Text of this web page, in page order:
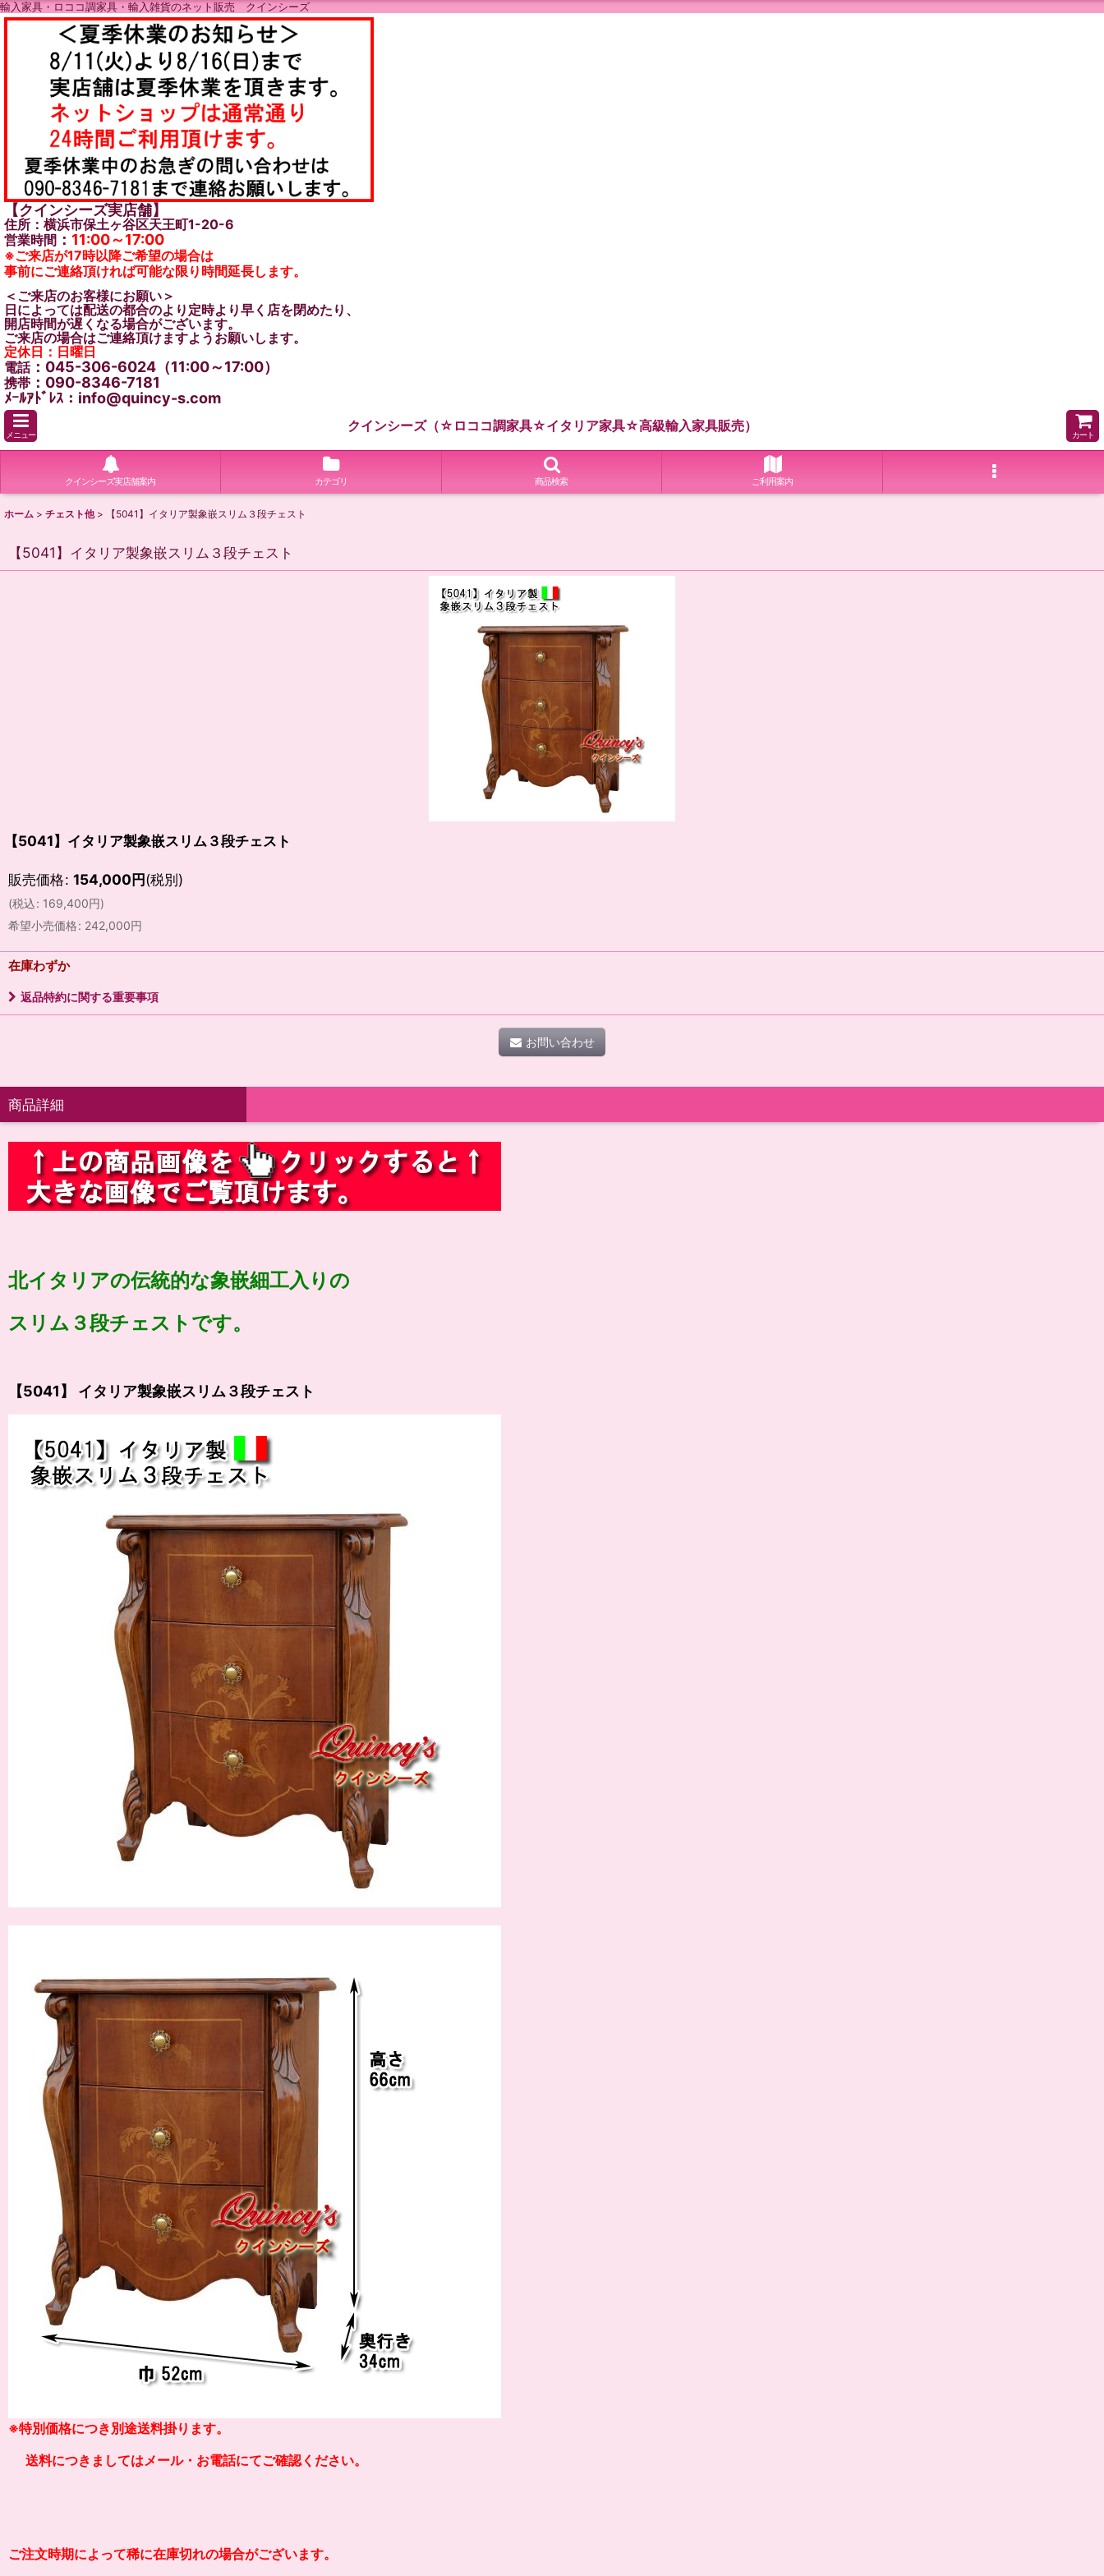
輸入家具・ロココ調家具・輸入雑貨のネット販売 クインシーズ
【クインシーズ実店舗】
住所：横浜市保土ヶ谷区天王町1-20-6
営業時間 ： 11:00～17:00
※ご来店が17時以降ご希望の場合は
事前にご連絡頂ければ可能な限り時間延長します。
＜ご来店のお客様にお願い＞
日によっては配送の都合のより定時より早く店を閉めたり、
開店時間が遅くなる場合がございます。
ご来店の場合はご連絡頂けますようお願いします。
定休日：日曜日
電話：045-306-6024（11:00～17:00）
携帯 ：090-8346-7181
ﾒｰﾙｱﾄﾞﾚｽ：info@quincy-s.com
メニュー
クインシーズ（☆ロココ調家具☆イタリア家具☆高級輸入家具販売）
カート
クインシーズ実店舗案内 カテゴリ 商品検索 ご利用案内
ホーム > チェスト他 > 【5041】イタリア製象嵌スリム３段チェスト
【5041】イタリア製象嵌スリム３段チェスト
【5041】イタリア製象嵌スリム３段チェスト
販売価格: 154,000円(税別)
(税込: 169,400円)
希望小売価格: 242,000円
在庫わずか
返品特約に関する重要事項
お問い合わせ
商品詳細
北イタリアの伝統的な象嵌細工入りの
スリム３段チェストです。
【5041】 イタリア製象嵌スリム３段チェスト
※特別価格につき別途送料掛り ます。
送料につきましてはメール・お電話にてご確認ください。
ご注文時期によって稀に在庫切れの場合がございます。